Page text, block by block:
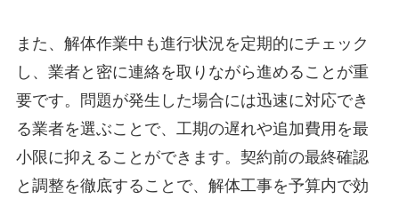
また、解体作業中も進行状況を定期的にチェック
し、業者と密に連絡を取りながら進めることが重
要です。問題が発生した場合には迅速に対応でき
る業者を選ぶことで、工期の遅れや追加費用を最
小限に抑えることができます。契約前の最終確認
と調整を徹底することで、解体工事を予算内で効